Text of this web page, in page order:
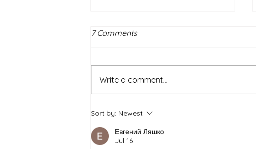
How NOT to be a Master
7 Comments
Write a comment...
Sort by: Newest
Евгений Ляшко
Jul 16